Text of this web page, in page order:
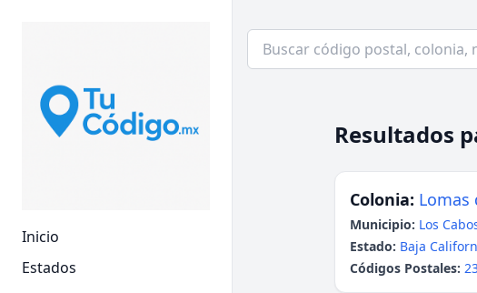
Inicio
Estados
Resultados
Colonia: Lomas
Municipio: Los
Estado: Baja
Códigos Postales: